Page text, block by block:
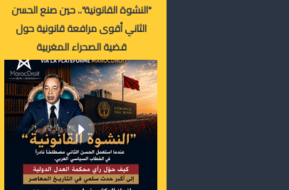
"النشوة القانونية".. حين صنع الحسن
الثاني أقوى مرافعة قانونية حول
قضية الصحراء المغربية